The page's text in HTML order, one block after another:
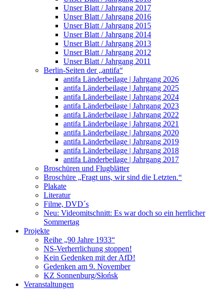
Unser Blatt / Jahrgang 2017
Unser Blatt / Jahrgang 2016
Unser Blatt / Jahrgang 2015
Unser Blatt / Jahrgang 2014
Unser Blatt / Jahrgang 2013
Unser Blatt / Jahrgang 2012
Unser Blatt / Jahrgang 2011
Berlin-Seiten der „antifa“
antifa Länderbeilage | Jahrgang 2026
antifa Länderbeilage | Jahrgang 2025
antifa Länderbeilage | Jahrgang 2024
antifa Länderbeilage | Jahrgang 2023
antifa Länderbeilage | Jahrgang 2022
antifa Länderbeilage | Jahrgang 2021
antifa Länderbeilage | Jahrgang 2020
antifa Länderbeilage | Jahrgang 2019
antifa Länderbeilage | Jahrgang 2018
antifa Länderbeilage | Jahrgang 2017
Broschüren und Flugblätter
Broschüre „Fragt uns, wir sind die Letzten.“
Plakate
Literatur
Filme, DVD´s
Neu: Videomitschnitt: Es war doch so ein herrlicher
Sommertag
Projekte
Reihe „90 Jahre 1933“
NS-Verherrlichung stoppen!
Kein Gedenken mit der AfD!
Gedenken am 9. November
KZ Sonnenburg/Słońsk
Veranstaltungen